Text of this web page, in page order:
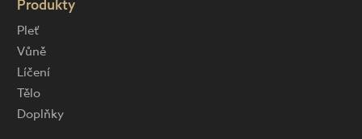
Produkty
Pleť
Vůně
Líčení
Tělo
Doplňky